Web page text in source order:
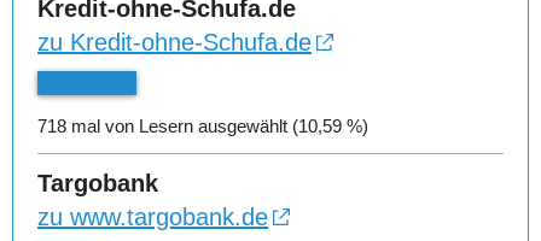
Kredit-ohne-Schufa.de
zu Kredit-ohne-Schufa.de
718 mal von Lesern ausgewählt (10,59 %)
Targobank
zu www.targobank.de